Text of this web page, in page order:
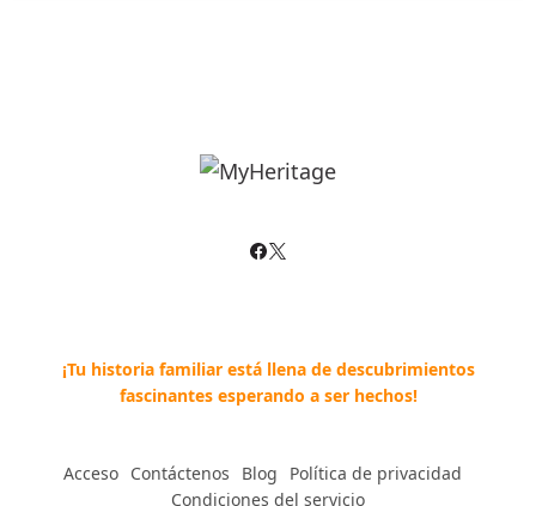
¡Tu historia familiar está llena de descubrimientos
fascinantes esperando a ser hechos!
Acceso-- Contáctenos Blog Política de privacidad
Condiciones del servicio